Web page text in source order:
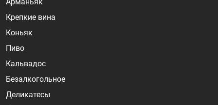
Крепкие вина
Коньяк
Пиво
Кальвадос
Безалкогольное
Деликатесы